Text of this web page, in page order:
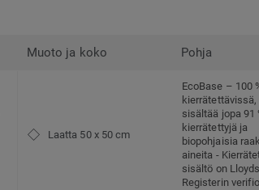
Muoto ja koko Pohja
Laatta 50 x 50 cm
EcoBase – 100
kierrätettävissä,
sisältää jopa 91
kierrätettyjä ja
biopohjaisia
aineita -
sisältö on Lloyds
Registerin